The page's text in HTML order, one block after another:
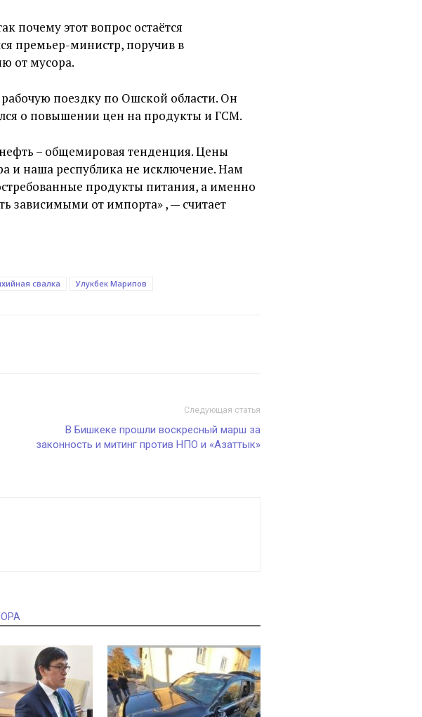
почему этот вопрос остаётся
премьер-министр, поручив в
от мусора.
поездку по Ошской области. Он
о повышении цен на продукты и ГСМ.
– общемировая тенденция. Цены
и наша республика не исключение. Нам
продукты питания, а именно
зависимыми от импорта» , — считает
свалка Улукбек Марипов
Следующая статья
В Бишкеке прошли воскресный марш за
законность и митинг против НПО и «Азаттык»